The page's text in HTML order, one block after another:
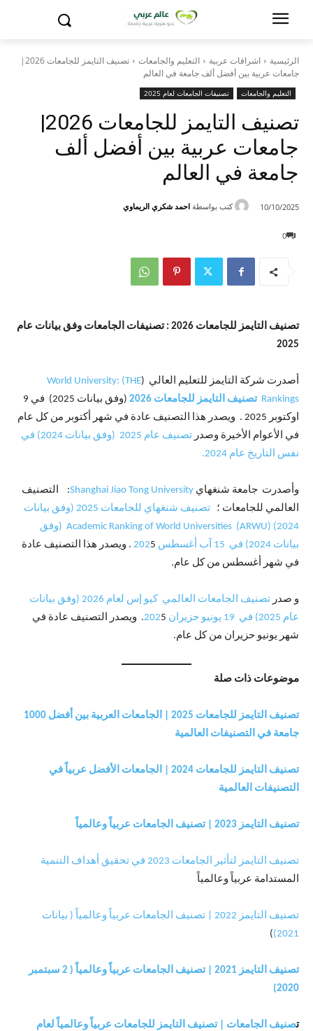
الرئيسية اشراقات عربية التعليم والجامعات
تصنيف التايمز للجامعات 2026|
جامعات عربية بين أفضل ألف جامعة في العالم
التعليم والجامعات تصنيفات الجامعات لعام 2025
تصنيف التايمز للجامعات 2026|
جامعات عربية بين أفضل ألف
جامعة في العالم
0
10/10/2025 كتب بواسطة احمد شكري الريماوي
تصنيف التايمز للجامعات 2026 :
تصنيفات الجامعات وفق بيانات عام
2025
أصدرت شركة التايمز للتعليم العالي (
THE) :World University
Rankings تصنيف التايمز للجامعات 2026
اوكتوبر 2025 . ويصدر هذا التصنيف عادة في شهر أكتوبر من كل عام
في الأعوام الأخيرة وصدر
تصنيف عام 2025 (وفق بيانات 2024) في
نفس التاريخ عام 2024.
وأصدرت جامعة شنغهاي Shanghai Jiao Tong University: التصنيف
العالمي للجامعات ؛
تصنيف شنغهاي للجامعات 2025 (وفق بيانات
2024) (ARWU) Academic Ranking of World Universities (وفق
بيانات 2024) في 15 آب أغسطس 202
5 . ويصدر هذا التصنيف عادة
في شهر أغسطس من كل عام.
و صدر
تصنيف الجامعات العالمي كيو إس لعام 2026 (وفق بيانات
عام 2025) في 19 يونيو حزيران 202
5. ويصدر التصنيف عادة في
شهر يونيو حزيران من كل عام.
موضوعات ذات صلة
تصنيف التايمز للجامعات 2025 | الجامعات العربية بين أفضل 1000
جامعة في التصنيفات العالمية
تصنيف التايمز للجامعات 2024 |
الجامعات الأفضل عربياً في
التصنيفات العالمية
تصنيف التايمز 2023 | تصنيف الجامعات عربياً وعالمياً
تصنيف التايمز لتأثير الجامعات 2023 في تحقيق أهداف التنمية
المستدامة عربياً وعالمياً
تصنيف التايمز 2022 | تصنيف الجامعات عربياً وعالمياً ( بيانات
2021)
)
تصنيف التايمز 2021 | تصنيف الجامعات عربياً وعالمياً ( 2 سبتمبر
2020)
تصنيف الجامعات | تصنيف التايمز للجامعات عربياً وعالمياً لعام